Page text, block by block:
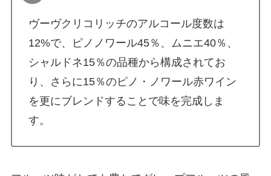
ヴーヴクリコリッチのアルコール度数は
12%で、ピノノワール45％、ムニエ40％、
シャルドネ15％の品種から構成されてお
り、さらに15％のピノ・ノワール赤ワイン
を更にブレンドすることで味を完成しま
す。